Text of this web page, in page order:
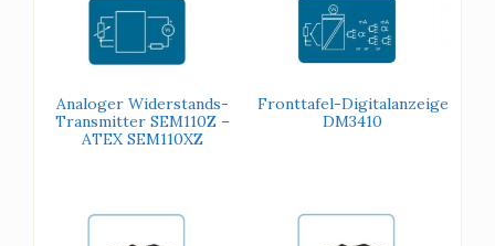
Analoger Widerstands-
Transmitter SEM110Z –
ATEX SEM110XZ
Fronttafel-Digitalanzeige
DM3410